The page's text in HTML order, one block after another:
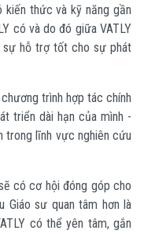
kiến thức và kỹ năng gần
có và do đó giữa VATLY
sự hỗ trợ tốt cho sự phát
trình hợp tác chính
triển dài hạn của mình -
trong lĩnh vực nghiên cứu
có cơ hội đóng góp cho
Giáo sư quan tâm hơn là
có thể yên tâm, gắn